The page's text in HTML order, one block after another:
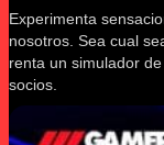
Experimenta
nosotros. Sea cual
renta un simulador
socios.